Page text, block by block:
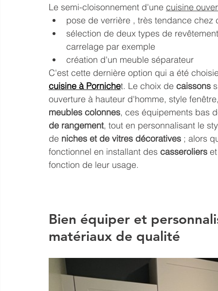
Le semi-cloisonnement d'une cuisine
pose de verrière , très tendance
sélection de deux types de
carrelage par exemple
création d'un meuble séparateur
C'est cette dernière option qui a été
cuisine à Pornichet. Le choix de caissons
ouverture à hauteur d'homme, style
meubles colonnes, ces équipements bas
de rangement, tout en personnalisant le
de niches et de vitres décoratives ; alors
fonctionnel en installant des casseroliers
fonction de leur usage.
Bien équiper et
matériaux de qualité